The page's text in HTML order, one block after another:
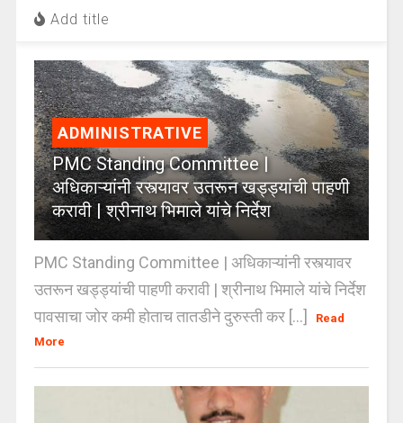
Add title
ADMINISTRATIVE
PMC Standing Committee |
अधिकाऱ्यांनी रस्त्यावर उतरून खड्ड्यांची पाहणी
करावी | श्रीनाथ भिमाले यांचे निर्देश
PMC Standing Committee | अधिकाऱ्यांनी रस्त्यावर
उतरून खड्ड्यांची पाहणी करावी | श्रीनाथ भिमाले यांचे निर्देश
पावसाचा जोर कमी होताच तातडीने दुरुस्ती कर [...]
Read
More